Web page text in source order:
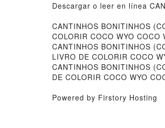
Descargar o leer en línea
CANTINHOS BONITINHOS
COLORIR COCO WYO
CANTINHOS BONITINHOS
LIVRO DE COLORIR COCO
CANTINHOS BONITINHOS
DE COLORIR COCO WYO
Powered by Firstory Hosting